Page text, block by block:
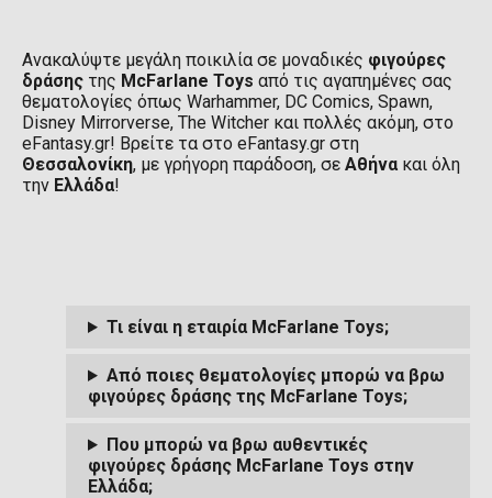
Ανακαλύψτε μεγάλη ποικιλία σε μοναδικές φιγούρες
δράσης της McFarlane Toys από τις αγαπημένες σας
θεματολογίες όπως Warhammer, DC Comics, Spawn,
Disney Mirrorverse, The Witcher και πολλές ακόμη, στο
eFantasy.gr! Βρείτε τα στο eFantasy.gr στη
Θεσσαλονίκη, με γρήγορη παράδοση, σε Αθήνα και όλη
την Ελλάδα!
Τι είναι η εταιρία McFarlane Toys;
Από ποιες θεματολογίες μπορώ να βρω
φιγούρες δράσης της McFarlane Toys;
Που μπορώ να βρω αυθεντικές
φιγούρες δράσης McFarlane Toys στην
Ελλάδα;